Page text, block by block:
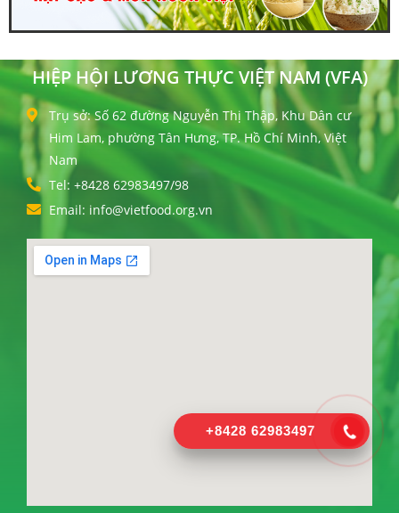
HIỆP HỘI LƯƠNG THỰC VIỆT NAM (VFA)
Trụ sở: Số 62 đường Nguyễn Thị Thập, Khu Dân cư
Him Lam, phường Tân Hưng, TP. Hồ Chí Minh, Việt
Nam
Tel: +8428 62983497/98
Email: info@vietfood.org.vn
+8428 62983497